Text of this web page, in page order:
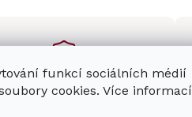
funkcí sociálních médií
cookies. Více informací